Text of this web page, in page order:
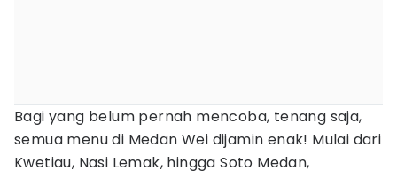
Bagi yang belum pernah mencoba, tenang saja,
semua menu di Medan Wei dijamin enak! Mulai dari
Kwetiau, Nasi Lemak, hingga Soto Medan,